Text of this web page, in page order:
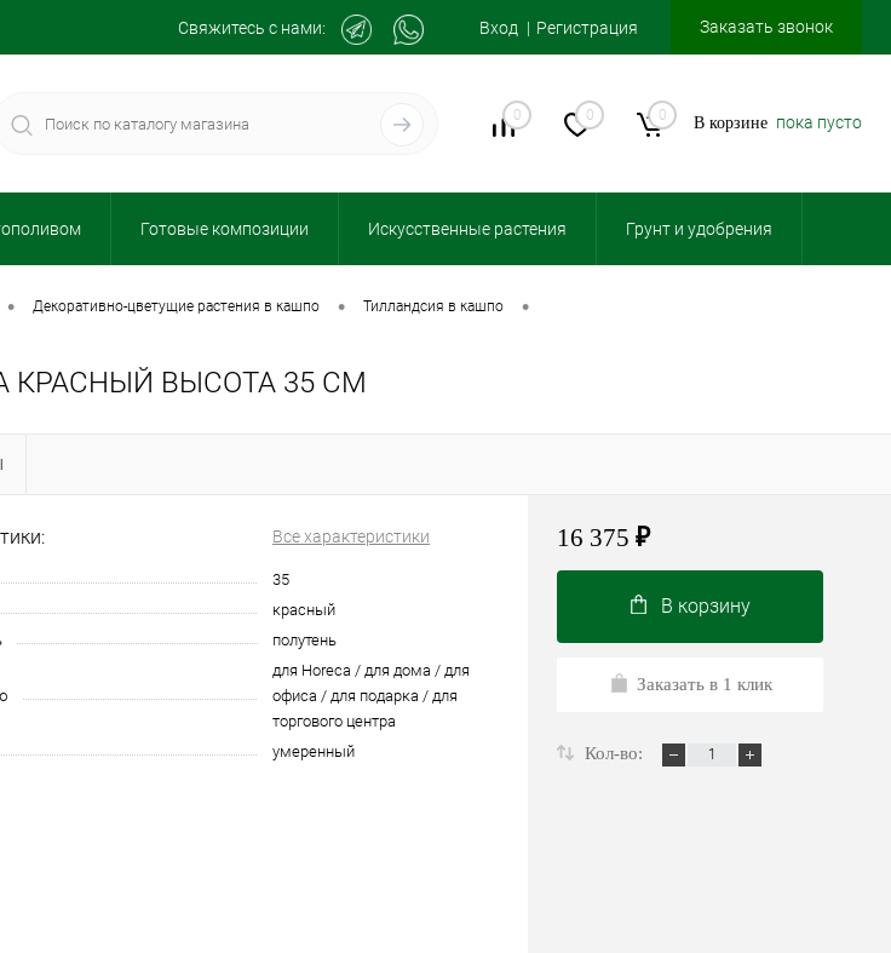
Свяжитесь с нами: Вход Регистрация Заказать звонок
0 0 0 В корзине пока пусто
Готовые композиции Искусственные растения Грунт и удобрения
• декоративно-цветущие растения в кашпо • тилландсия в кашпо •
КРАСНЫЙ ВЫСОТА 35 СМ
Все характеристики
35
красный
полутень
для Horeca / для дома / для
офиса / для подарка / для
торгового центра
умеренный
16 375 ₽
В корзину
Заказать в 1 клик
Кол-во: